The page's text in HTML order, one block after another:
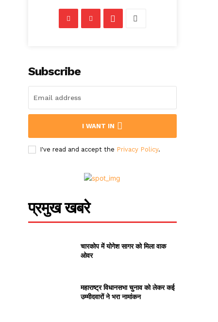
Subscribe
I WANT IN
I've read and accept the Privacy Policy.
प्रमुख खबरे
चारकोप में योगेश सागर को मिला वाक
ओवर
महाराष्ट्र विधानसभा चुनाव को लेकर कई
उम्मीदवारों ने भरा नामांकन